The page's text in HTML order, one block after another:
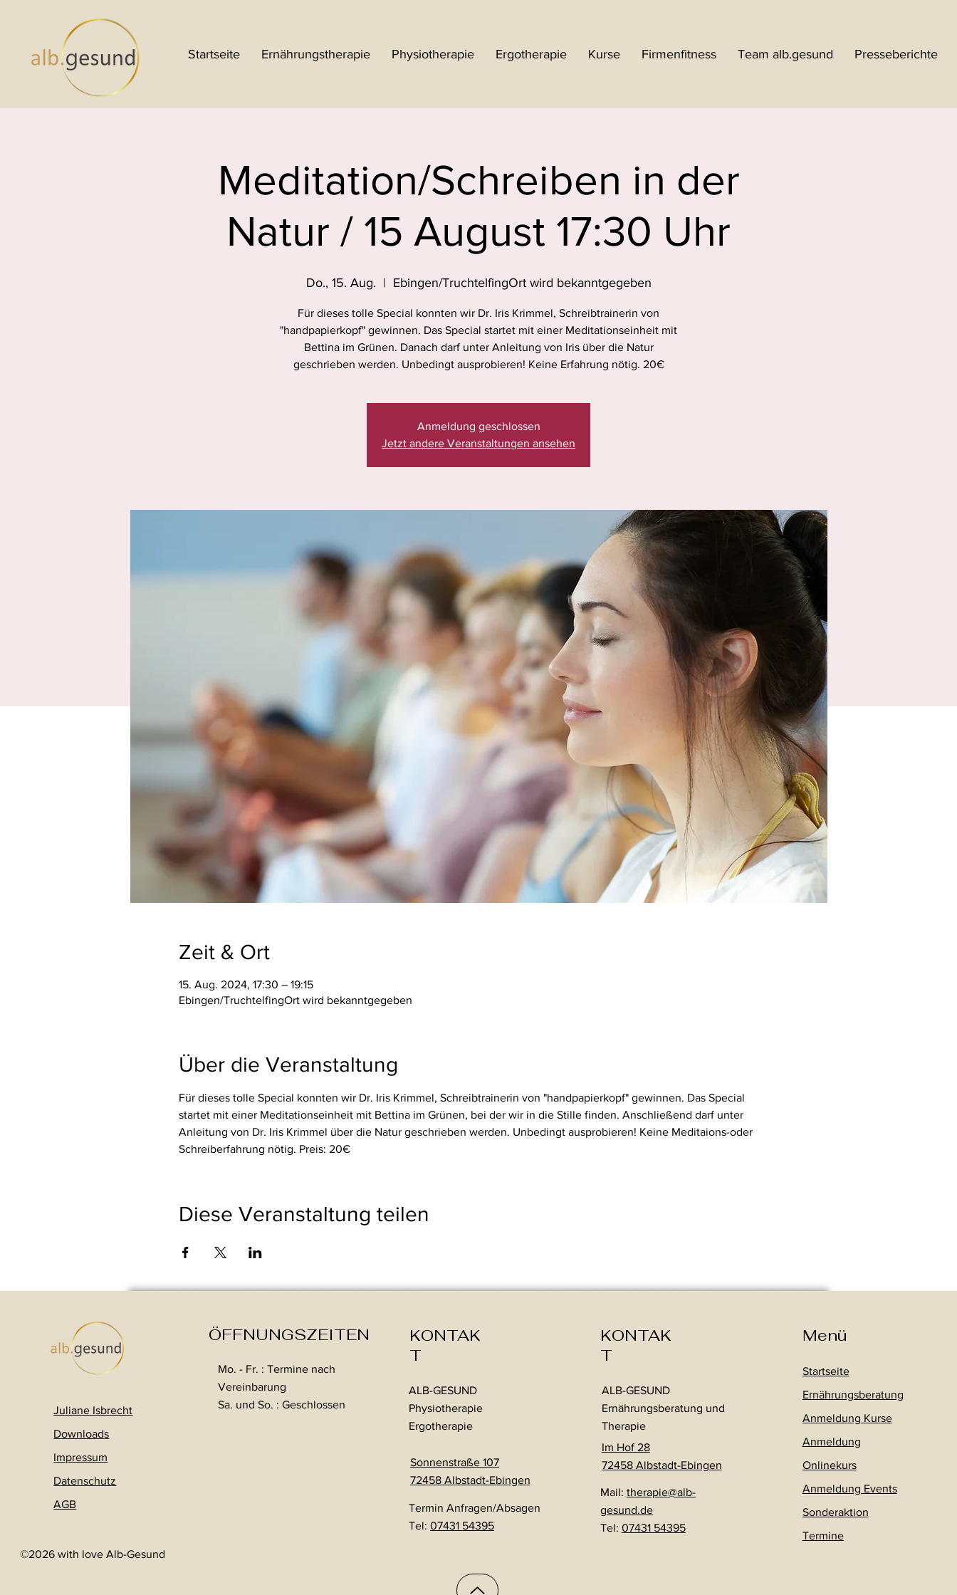
Startseite Ernährungstherapie Physiotherapie Ergotherapie Kurse Firmenfitness Team alb.gesund Presseberichte
Meditation/Schreiben in der
Natur / 15 August 17:30 Uhr
Do., 15. Aug.
  |
Ebingen/TruchtelfingOrt wird bekanntgegeben
Für dieses tolle Special konnten wir Dr. Iris Krimmel, Schreibtrainerin von
"handpapierkopf" gewinnen. Das Special startet mit einer Meditationseinheit mit
Bettina im Grünen. Danach darf unter Anleitung von Iris über die Natur
geschrieben werden. Unbedingt ausprobieren! Keine Erfahrung nötig. 20€
Anmeldung geschlossen
Jetzt andere Veranstaltungen ansehen
Zeit & Ort
15. Aug. 2024, 17:30 – 19:15
Ebingen/TruchtelfingOrt wird bekanntgegeben
Über die Veranstaltung
Für dieses tolle Special konnten wir Dr. Iris Krimmel, Schreibtrainerin von "handpapierkopf" gewinnen. Das Special
startet mit einer Meditationseinheit mit Bettina im Grünen, bei der wir in die Stille finden. Anschließend darf unter
Anleitung von Dr. Iris Krimmel über die Natur geschrieben werden. Unbedingt ausprobieren! Keine Meditaions-oder
Schreiberfahrung nötig. Preis: 20€
Diese Veranstaltung teilen
Juliane Isbrecht
Downloads
Impressum
Datenschutz
AGB
©2026 with love Alb-Gesund
ÖFFNUNGSZEITEN
Mo. - Fr. : Termine nach
Vereinbarung
Sa. und So. : Geschlossen
KONTAK
T
ALB-GESUND
Physiotherapie
Ergotherapie
Sonnenstraße 107
72458 Albstadt-Ebingen
Termin Anfragen/Absagen
Tel: 07431 54395
KONTAK
T
ALB-GESUND
Ernährungsberatung und
Therapie
Im Hof 28
72458 Albstadt-Ebingen
Mail: therapie@alb-
gesund.de
Tel: 07431 54395
Menü
Startseite
Ernährungsberatung
Anmeldung Kurse
Anmeldung
Onlinekurs
Anmeldung Events
Sonderaktion
Termine